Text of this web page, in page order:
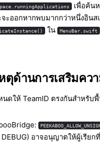
เพื่อค้น
ะออกหากพบมากกว่าหนึ่งอิน
ใน MenuBar.swift
ตุด้านการเสริมคว
นดให้ TeamID ตรงกันสำหรับ
DEBUG) อาจอนุญาตให้ผู้เรียก